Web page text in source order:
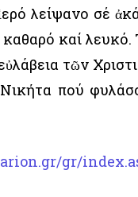
λείψανο σέ
καί λευκό.
τῶν
πού
gr/